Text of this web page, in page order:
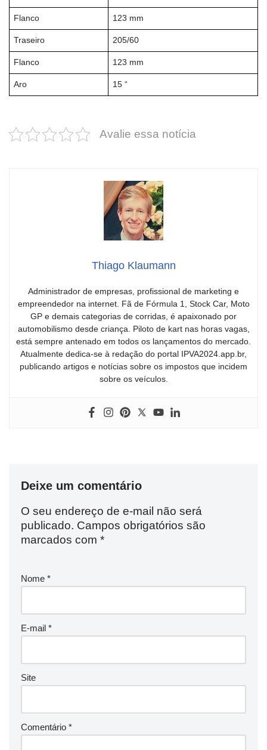
Flanco 123 mm
Traseiro 205/60
Flanco 123 mm
Aro 15 “
Avalie essa notícia
Thiago Klaumann
Administrador de empresas, profissional de marketing e
empreendedor na internet. Fã de Fórmula 1, Stock Car, Moto
GP e demais categorias de corridas, é apaixonado por
automobilismo desde criança. Piloto de kart nas horas vagas,
está sempre antenado em todos os lançamentos do mercado.
Atualmente dedica-se à redação do portal IPVA2024.app.br,
publicando artigos e notícias sobre os impostos que incidem
sobre os veículos.
Deixe um comentário
O seu endereço de e-mail não será
publicado. Campos obrigatórios são
marcados com *
Nome *
E-mail *
Site
Comentário *